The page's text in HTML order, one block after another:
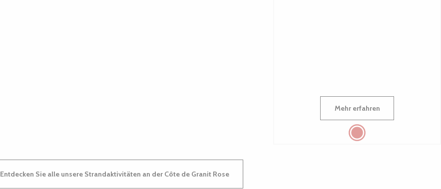
Mehr erfahren
Entdecken Sie alle unsere Strandaktivitäten an der Côte de Granit Rose